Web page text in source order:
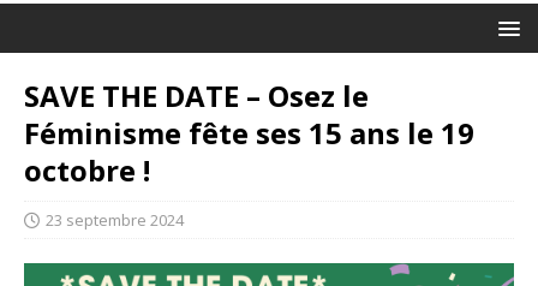
SAVE THE DATE – Osez le
Féminisme fête ses 15 ans le 19
octobre !
23 septembre 2024